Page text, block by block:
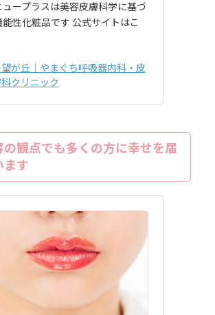
ュープラスは美容皮膚科学に基づ
能性化粧品です 公式サイトはこ
が丘｜やまぐち呼吸器内科・皮
クリニック
の観点でも多くの方に幸せを届
ます